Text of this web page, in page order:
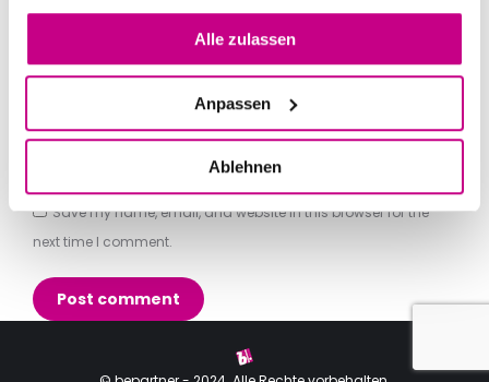
gesammelt haben.
Alle zulassen
Anpassen
Ablehnen
Website
Save my name, email, and website in this browser for the
next time I comment.
Post comment